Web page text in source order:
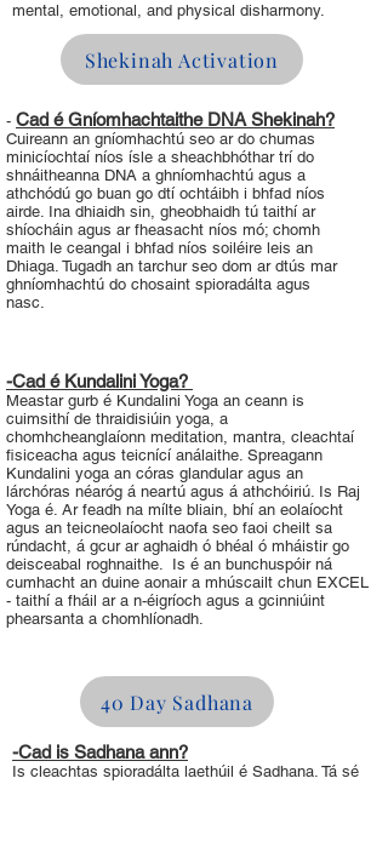
mental, emotional, and physical disharmony.
Shekinah Activation
- Cad é Gníomhachtaithe DNA Shekinah?
Cuireann an gníomhachtú seo ar do chumas
minicíochtaí níos ísle a sheachbhóthar trí do
shnáitheanna DNA a ghníomhachtú agus a
athchódú go buan go dtí ochtáibh i bhfad níos
airde. Ina dhiaidh sin, gheobhaidh tú taithí ar
shíocháin agus ar fheasacht níos mó; chomh
maith le ceangal i bhfad níos soiléire leis an
Dhiaga. Tugadh an tarchur seo dom ar dtús mar
ghníomhachtú do chosaint spioradálta agus
nasc.
-Cad é Kundalini Yoga?
Meastar gurb é Kundalini Yoga an ceann is
cuimsithí de thraidisiúin yoga, a
chomhcheanglaíonn meditation, mantra, cleachtaí
fisiceacha agus teicnící análaithe. Spreagann
Kundalini yoga an córas glandular agus an
lárchóras néaróg á neartú agus á athchóiriú. Is Raj
Yoga é. Ar feadh na mílte bliain, bhí an eolaíocht
agus an teicneolaíocht naofa seo faoi cheilt sa
rúndacht, á gcur ar aghaidh ó bhéal ó mháistir go
deisceabal roghnaithe. Is é an bunchuspóir ná
cumhacht an duine aonair a mhúscailt chun EXCEL
- taithí a fháil ar a n-éigríoch agus a gcinniúint
phearsanta a chomhlíonadh.
-Cad is Sadhana ann?
Is cleachtas spioradálta laethúil é Sadhana. Tá sé
40 Day Sadhana